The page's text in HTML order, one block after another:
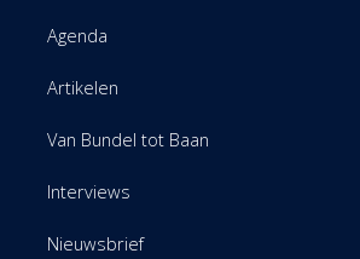
Agenda
Artikelen
Van Bundel tot Baan
Interviews
Nieuwsbrief